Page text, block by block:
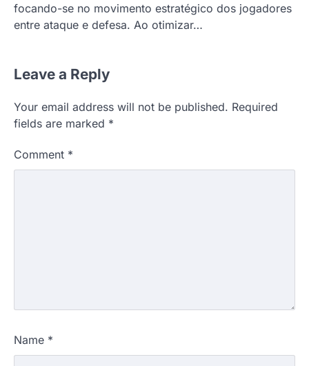
focando-se no movimento estratégico dos jogadores
entre ataque e defesa. Ao otimizar…
Leave a Reply
Your email address will not be published. Required
fields are marked *
Comment *
Name *